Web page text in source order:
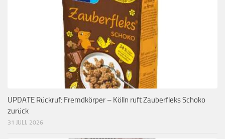
UPDATE Rückruf: Fremdkörper – Kölln ruft Zauberfleks Schoko
zurück
31 JULI, 2026